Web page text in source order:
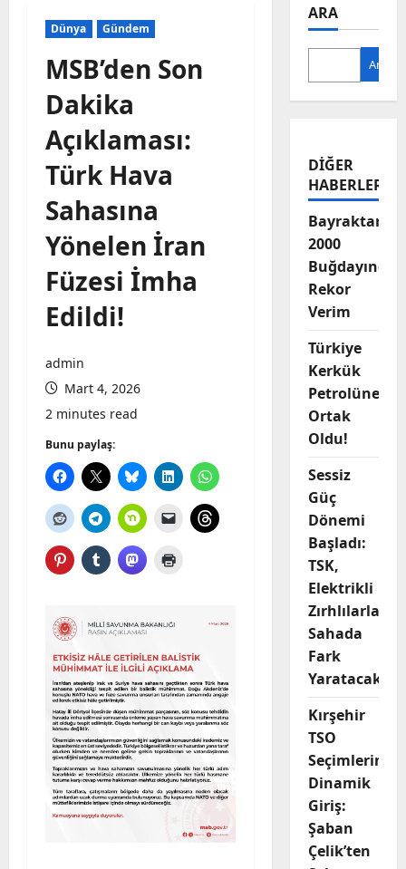
Dünya Gündem
MSB’den Son
Dakika
Açıklaması:
Türk Hava
Sahasına
Yönelen İran
Füzesi İmha
Edildi!
admin
Mart 4, 2026
2 minutes read
Bunu paylaş:
ARA
Ara
DIĞER
HABERLER
Bayraktar-
2000
Buğdayında
Rekor
Verim
Türkiye
Kerkük
Petrolüne
Ortak
Oldu!
Sessiz
Güç
Dönemi
Başladı:
TSK,
Elektrikli
Zırhlılarla
Sahada
Fark
Yaratacak
Kırşehir
TSO
Seçimlerine
Dinamik
Giriş:
Şaban
Çelik’ten